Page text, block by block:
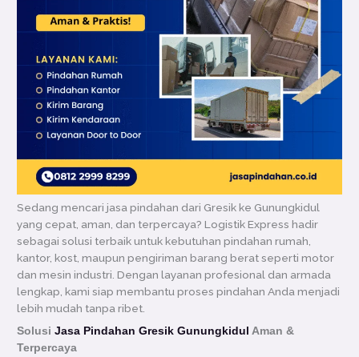
Sedang mencari jasa pindahan dari Gresik ke Gunungkidul
yang cepat, aman, dan terpercaya? Logistik Express hadir
sebagai solusi terbaik untuk kebutuhan pindahan rumah,
kantor, kost, maupun pengiriman barang berat seperti motor
dan mesin industri. Dengan layanan profesional dan armada
lengkap, kami siap membantu proses pindahan Anda menjadi
lebih mudah tanpa ribet.
SolusiJasa Pindahan Gresik Gunungkidul Aman &
Terpercaya